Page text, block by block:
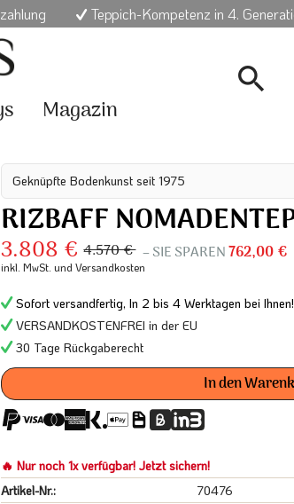
Teppich-Kompetenz in 4.
Magazin
Geknüpfte Bodenkunst seit 1975
RIZBAFF
3.808 € 4.570 € – SIE SPAREN762,00 €
inkl. MwSt. und Versandkosten
Sofort versandfertig, In 2 bis 4 Werktagen bei Ihnen!
VERSANDKOSTENFREI in der EU
30 Tage Rückgaberecht
In den
🔥 Nur noch 1x verfügbar! Jetzt sichern!
Artikel-Nr.:
70476